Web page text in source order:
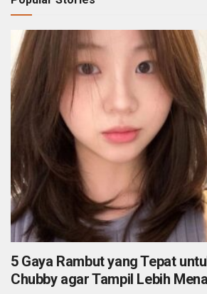
5 Gaya Rambut yang Tepat
Chubby agar Tampil Lebih